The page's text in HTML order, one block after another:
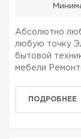
Абсолютно
любую точку
бытовой
мебели
ПОДРОБНЕЕ